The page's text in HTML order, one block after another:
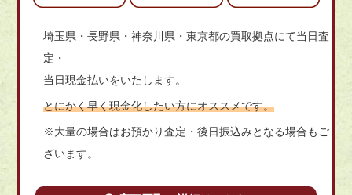
埼玉県・長野県・神奈川県・東京都の買取拠点にて当日査
定・
当日現金払いをいたします。
とにかく早く現金化したい方にオススメです。
※大量の場合はお預かり査定・後日振込みとなる場合もご
ざいます。